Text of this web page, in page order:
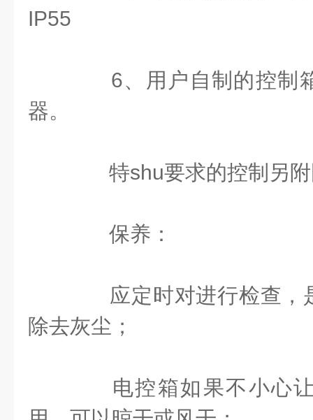
IP55
6、用户自制的控制
器。
特shu要求的控制另附
保养：
应定时对进行检查，
除去灰尘；
电控箱如果不小心让